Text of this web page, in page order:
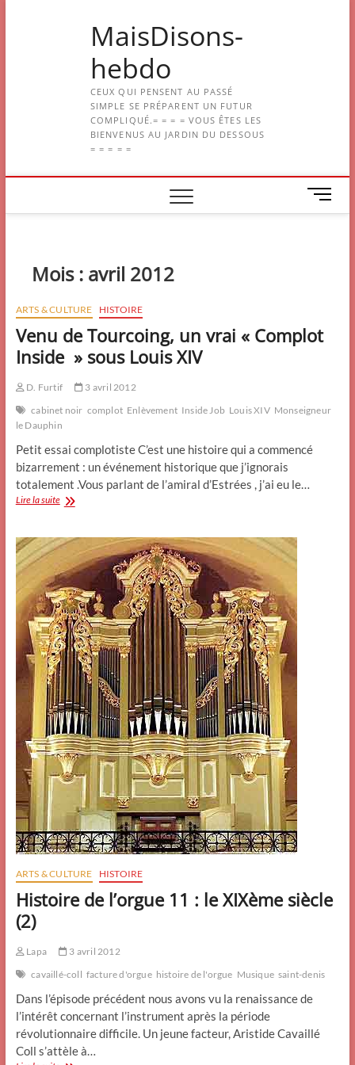
MaisDisons-
hebdo
CEUX QUI PENSENT AU PASSÉ
SIMPLE SE PRÉPARENT UN FUTUR
COMPLIQUÉ.= = = = VOUS ÊTES LES
BIENVENUS AU JARDIN DU DESSOUS
= = = = =
M
e
o
Mois : avril 2012
ARTS & CULTURE HISTOIRE
Venu de Tourcoing, un vrai « Complot
Inside » sous Louis XIV
D. Furtif
3 avril 2012
cabinet noir complot Enlèvement Inside Job Louis XIV Monseigneur
le Dauphin
Petit essai complotiste C’est une histoire qui a commencé
bizarrement : un événement historique que j’ignorais
totalement .Vous parlant de l’amiral d’Estrées , j’ai eu le…
Lire la suiteVenu
un
vrai
« Complot
Inside
»
sous
Louis
XIV
ARTS & CULTURE HISTOIRE
Histoire de l’orgue 11 : le XIXème siècle
(2)
Lapa
3 avril 2012
cavaillé-coll facture d'orgue histoire de l'orgue Musique saint-denis
Dans l’épisode précédent nous avons vu la renaissance de
l’intérêt concernant l’instrument après la période
révolutionnaire difficile. Un jeune facteur, Aristide Cavaillé
Coll s’attèle à…